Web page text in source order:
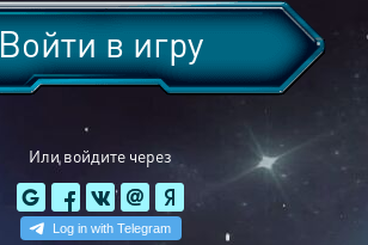
Или войдите через
Войти в игру